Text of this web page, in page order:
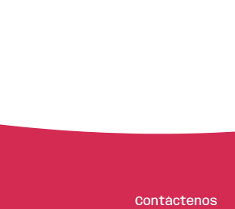
Contáctenos